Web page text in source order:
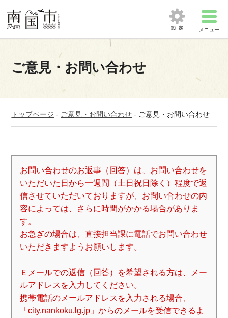
メニュー
ご意見・お問い合わせ
トップページ - ご意見・お問い合わせ - ご意見・お問い合わせ
お問い合わせのお返事（回答）は、お問い合わせを
いただいた日から一週間（土日祝日除く）程度で返
信させていただいておりますが、お問い合わせの内
容によっては、さらに時間がかかる場合がありま
す。
お急ぎの場合は、直接担当課に電話でお問い合わせ
いただきますようお願いします。
Ｅメールでの返信（回答）を希望される方は、メー
ルアドレスを入力してください。
携帯電話のメールアドレスを入力される場合、
「city.nankoku.lg.jp」からのメールを受信できるよ